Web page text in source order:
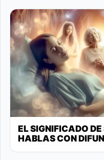
EL SIGNIFICADO
HABLAS CON